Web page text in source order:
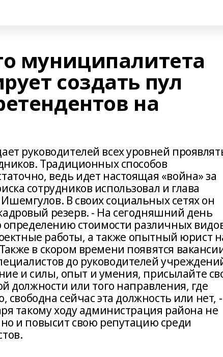
муниципалитета
создать пул
на
руководителей всех уровней
Традиционных способов
ведь идет настоящая «война» за
сотрудников использовал и глава
В своих социальных сетях он
резерв. - На сегодняшний день
определению стоимости различных
работы, а также опытный юрист
в скором времени появятся
до руководителей
и силы, опыт и умения, присылайте
должности или того направления, где
свободна сейчас эта должность или нет, -
такому ходу администрация района не
и повысит свою репутацию среди